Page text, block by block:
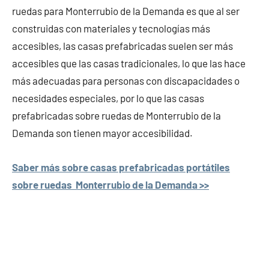
ruedas para Monterrubio de la Demanda es que al ser
construidas con materiales y tecnologías más
accesibles, las casas prefabricadas suelen ser más
accesibles que las casas tradicionales, lo que las hace
más adecuadas para personas con discapacidades o
necesidades especiales, por lo que las casas
prefabricadas sobre ruedas de Monterrubio de la
Demanda son tienen mayor accesibilidad.
Saber más sobre casas prefabricadas portátiles
sobre ruedas Monterrubio de la Demanda >>